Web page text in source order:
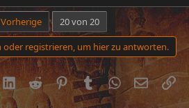
Vorherige
20 von 20
oder registrieren, um hier zu antworten.
LinkedInRedditPinterest
Tumblr WhatsApp
E-Mail